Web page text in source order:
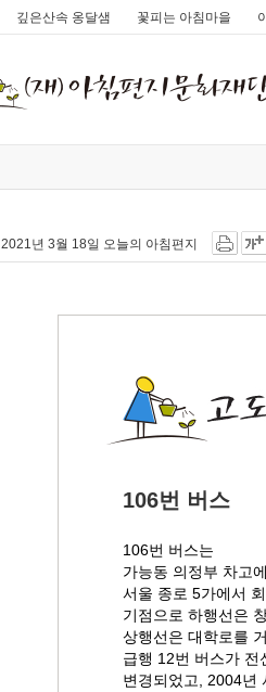
깊은산속 옹달샘 꽃피는 아침마을
2021년 3월 18일 오늘의 아침편지
106번 버스
106번 버스는
가능동 의정부 차고
서울 종로 5가에서
기점으로 하행선은
상행선은 대학로를
급행 12번 버스가 전
변경되었고, 2004년